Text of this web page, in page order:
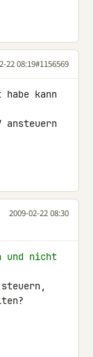
22 08:19#1156569
kann
ansteuern
2009-02-22 08:30
und nicht